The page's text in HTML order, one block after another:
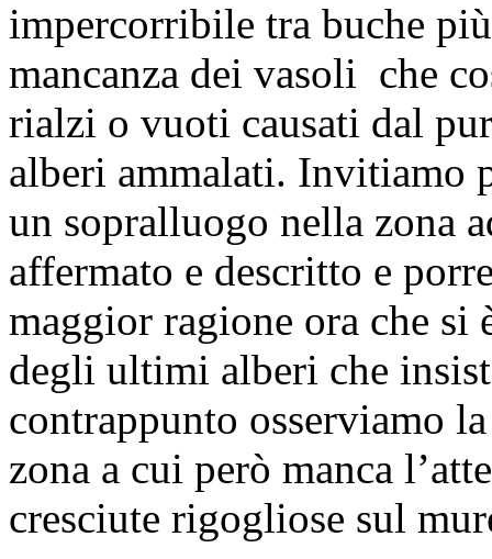
impercorribile tra buche
mancanza dei vasoli che
rialzi o vuoti causati dal
alberi ammalati. Invitiamo
un sopralluogo nella zona
affermato e descritto e
maggior ragione ora che si
degli ultimi alberi che
contrappunto osserviamo
zona a cui però manca
cresciute rigogliose sul